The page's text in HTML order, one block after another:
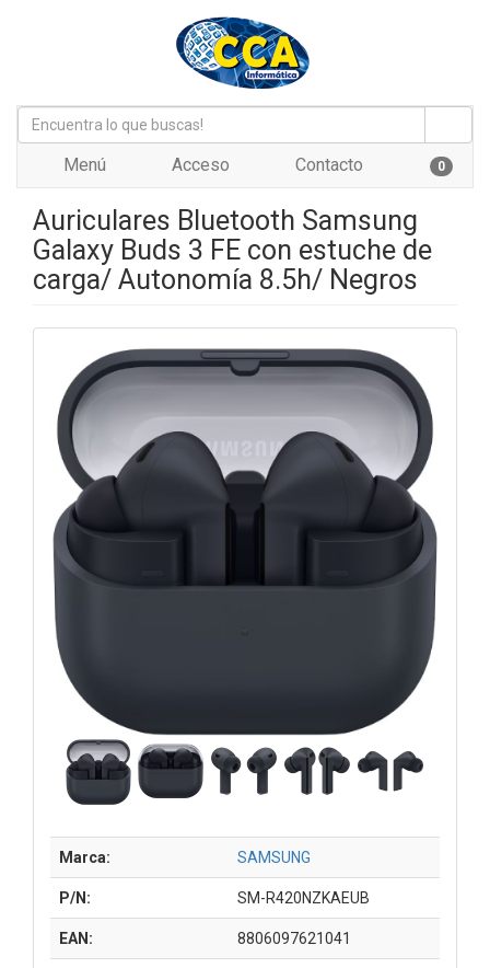
Menú Acceso Contacto 0
Auriculares Bluetooth Samsung
Galaxy Buds 3 FE con estuche de
carga/ Autonomía 8.5h/ Negros
Marca: SAMSUNG
P/N: SM-R420NZKAEUB
EAN: 8806097621041